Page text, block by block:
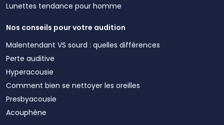
Lunettes tendance pour homme
Nos conseils pour votre audition
Malentendant VS sourd : quelles différences
Perte auditive
Hyperacousie
Comment bien se nettoyer les oreilles
Presbyacousie
Acouphène